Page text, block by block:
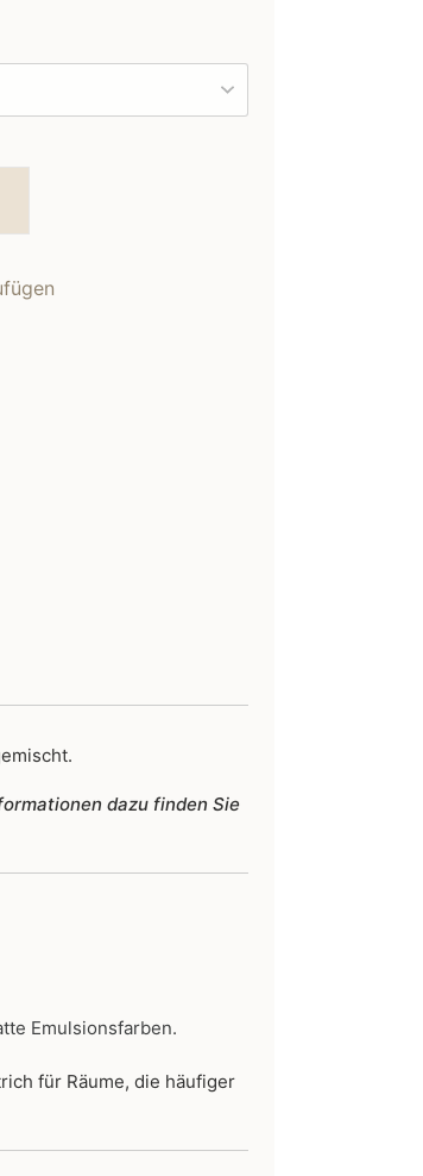
dazu finden Sie
Emulsionsfarben.
für Räume, die häufiger